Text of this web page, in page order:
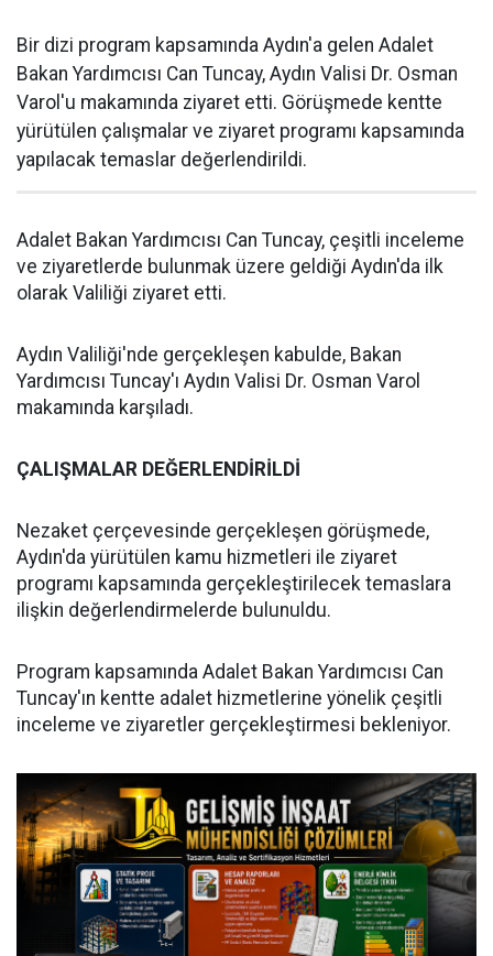
Bir dizi program kapsamında Aydın'a gelen Adalet
Bakan Yardımcısı Can Tuncay, Aydın Valisi Dr. Osman
Varol'u makamında ziyaret etti. Görüşmede kentte
yürütülen çalışmalar ve ziyaret programı kapsamında
yapılacak temaslar değerlendirildi.
Adalet Bakan Yardımcısı Can Tuncay, çeşitli inceleme
ve ziyaretlerde bulunmak üzere geldiği Aydın'da ilk
olarak Valiliği ziyaret etti.
Aydın Valiliği'nde gerçekleşen kabulde, Bakan
Yardımcısı Tuncay'ı Aydın Valisi Dr. Osman Varol
makamında karşıladı.
ÇALIŞMALAR DEĞERLENDİRİLDİ
Nezaket çerçevesinde gerçekleşen görüşmede,
Aydın'da yürütülen kamu hizmetleri ile ziyaret
programı kapsamında gerçekleştirilecek temaslara
ilişkin değerlendirmelerde bulunuldu.
Program kapsamında Adalet Bakan Yardımcısı Can
Tuncay'ın kentte adalet hizmetlerine yönelik çeşitli
inceleme ve ziyaretler gerçekleştirmesi bekleniyor.